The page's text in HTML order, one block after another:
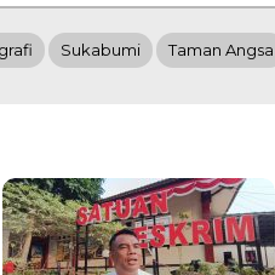
Sukabumi Taman Angsa